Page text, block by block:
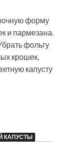
форму
и пармезана.
фольгу
крошек,
капусту
КАПУСТЫ